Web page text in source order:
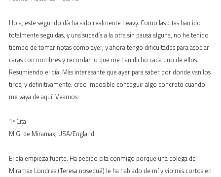
Hola, este segundo día ha sido realmente heavy. Como las citas han ido
totalmente seguidas, y una sucedía a la otra sin pausa alguna, no he tenido
tiempo de tomar notas como ayer, y ahora tengo dificultades para asociar
caras con nombres y recordar lo que me han dicho cada uno de ellos.
Resumiendo el día: Más interesante que ayer para saber por donde van los
tiros, y definitivamente: creo imposible conseguir algo concreto cuando
me vaya de aquí. Veamos:
1ª Cita
M.G. de Miramax, USA/England.
El día empieza fuerte. Ha pedido cita conmigo porque una colega de
Miramax Londres (Teresa nosequé) le ha hablado de mí y vio mis cortos en